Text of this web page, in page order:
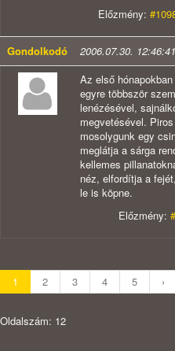
Előzmény:
Gondolkodó 2006.07.30. 12:46:41
Az első
egyre többször
lenézésével,
megvetésével.
mosolygunk egy
meglátja a sárga
kellemes
néz, elfordítja a
le is köpne.
Előzmény:
1 2 3 4 5 ›
Oldalszám: 12